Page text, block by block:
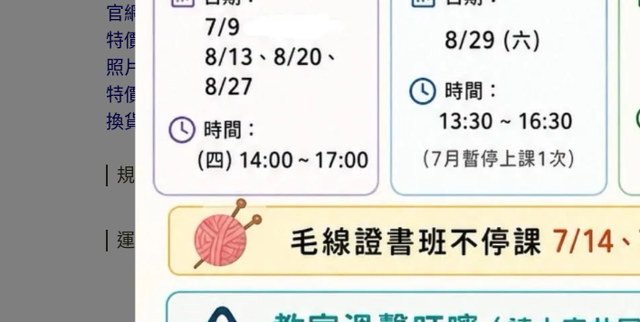
官網與門市同步銷售，如遇缺貨會由專人與您聯繫。
特價商品，會員不再提供折扣優惠。
照片因拍攝光線與螢幕色差而有所差異，實際顏色與網路呈現略有
特價品、客訂商品、毛線、緞帶、繩線、零碼商品、工具、消耗
換貨。
規格說明
運送方式